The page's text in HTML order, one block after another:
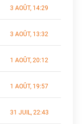
3 AOÛT, 14:29
3 AOÛT, 13:32
1 AOÛT, 20:12
1 AOÛT, 19:57
31 JUIL, 22:43